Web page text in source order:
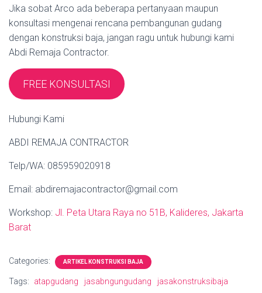
Jika sobat Arco ada beberapa pertanyaan maupun
konsultasi mengenai rencana pembangunan gudang
dengan konstruksi baja, jangan ragu untuk hubungi kami
Abdi Remaja Contractor.
FREE KONSULTASI
Hubungi Kami
ABDI REMAJA CONTRACTOR
Telp/WA: 085959020918
Email: abdiremajacontractor@gmail.com
Workshop: Jl. Peta Utara Raya no 51B, Kalideres, Jakarta
Barat
Categories: ARTIKEL KONSTRUKSI BAJA
Tags: atapgudang jasabngungudang jasakonstruksibaja